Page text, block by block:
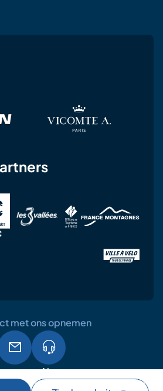
AVG
Algemene
met ons opnemen